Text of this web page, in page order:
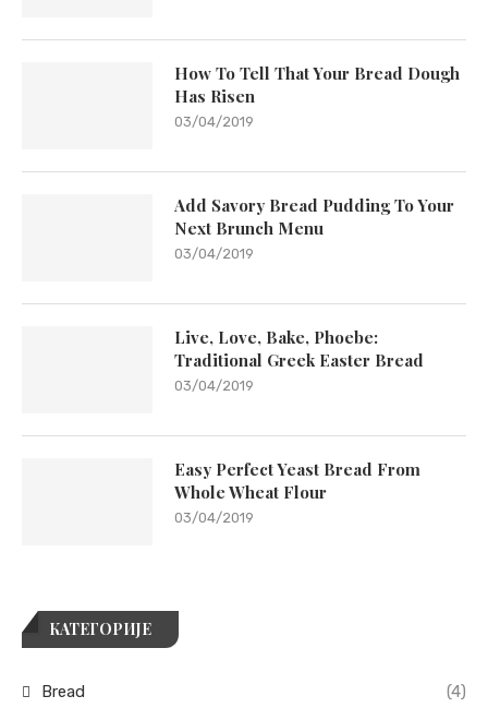
How To Tell That Your Bread Dough
Has Risen
03/04/2019
Add Savory Bread Pudding To Your
Next Brunch Menu
03/04/2019
Live, Love, Bake, Phoebe:
Traditional Greek Easter Bread
03/04/2019
Easy Perfect Yeast Bread From
Whole Wheat Flour
03/04/2019
КАТЕГОРИЈЕ
Bread (4)